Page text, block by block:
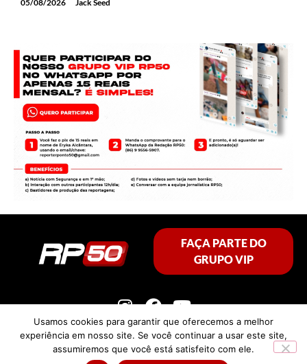
05/08/2026 Jack Seed
FAÇA PARTE DO
GRUPO VIP
Política de privacidade
Usamos cookies para garantir que oferecemos a melhor
experiência em nosso site. Se você continuar a usar este site,
assumiremos que você está satisfeito com ele.